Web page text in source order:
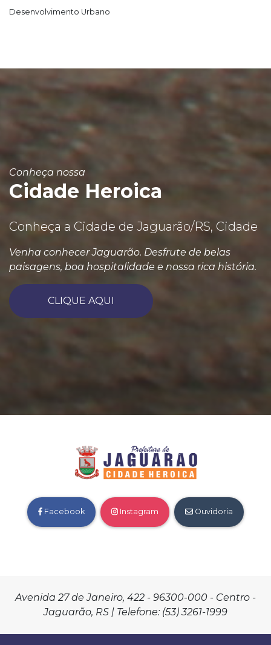
Desenvolvimento Urbano
Conheça nossa
Cidade Heroica
Conheça a Cidade de Jaguarão/RS, Cidade
Venha conhecer Jaguarão. Desfrute de belas
paisagens, boa hospitalidade e nossa rica história.
CLIQUE AQUI
Facebook Instagram Ouvidoria
Avenida 27 de Janeiro, 422 - 96300-000 - Centro -
Jaguarão, RS | Telefone: (53) 3261-1999